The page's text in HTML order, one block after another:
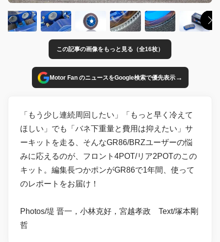
この記事の画像をもっと見る（全16枚）
Motor Fan のニュースをGoogle検索で優先表示→
「もう少し連続周回したい」「もっと早く冷えて
ほしい」でも「バネ下重量と費用は抑えたい」サ
ーキットを走る、そんなGR86/BRZユーザーの悩
みに応えるのが、フロント4POT/リア2POTのこの
キット。編集長つかポンがGR86で1年間、使って
のレポートをお届け！
Photos/堤 晋一，小林克好，宮越孝政 Text/塚本剛
哲